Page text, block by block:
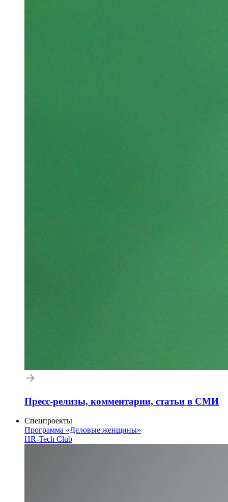
Пресс-релизы, комментарии, статьи в СМИ
Спецпроекты
Программа «Деловые женщины»
HR-Tech Club